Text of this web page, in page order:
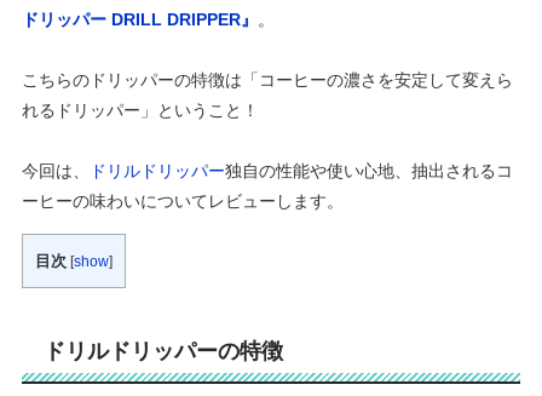
ドリッパー DRILL DRIPPER』
。
こちらのドリッパーの特徴は「コーヒーの濃さを安定して変えら
れるドリッパー」ということ！
今回は、 ドリルドリッパー独自の性能や使い心地、抽出されるコ
ーヒーの味わいについてレビューします。
目次 [show]
ドリルドリッパーの特徴